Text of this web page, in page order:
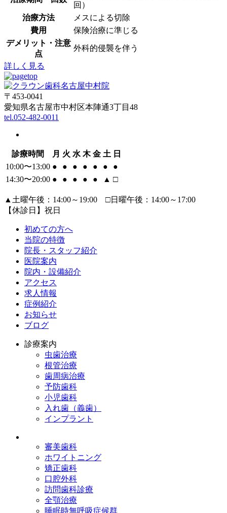
回）
治療方法
メスによる切除
費用
保険治療に準じる
デメリット・注意
点
外科的侵襲を伴う
詳しく見る
〒453-0041
愛知県名古屋市中村区本陣通3丁目48
tel.052-482-0011
診療時間 月 火 水 木 金 土 日
10:00〜13:00 ● ● ● ● ● ●
●
14:30〜20:00 ● ● ● ● ● ▲ □
▲土曜午後：14:00～19:00 □日曜午後：14:00～17:00
【休診日】祝日
初めての方へ
当院の特徴
院長・スタッフ紹介
医院案内
院内・設備紹介
アクセス
求人情報
症例紹介
お知らせ
ブログ
診療案内
虫歯治療
根管治療
歯周病治療
予防歯科
小児歯科
入れ歯（義歯）
インプラント
審美歯科
ホワイトニング
矯正歯科
口腔外科
訪問歯科診療
全顎治療
睡眠時無呼吸症候群